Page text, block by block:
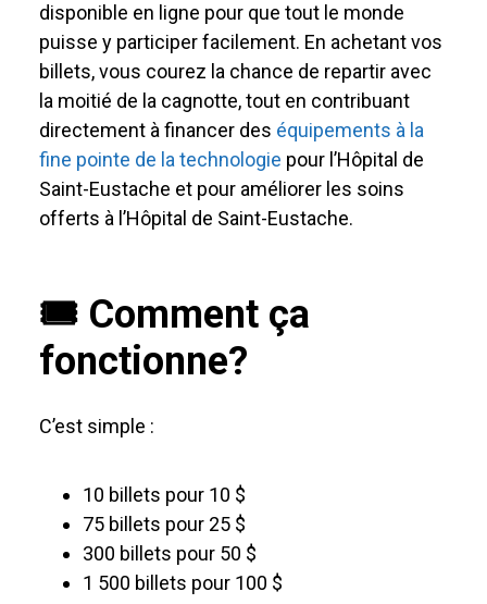
disponible en ligne pour que tout le monde
puisse y participer facilement. En achetant vos
billets, vous courez la chance de repartir avec
la moitié de la cagnotte, tout en contribuant
directement à financer des équipements à la
fine pointe de la technologie pour l’Hôpital de
Saint-Eustache et pour améliorer les soins
offerts à l’Hôpital de Saint-Eustache.
🎟️ Comment ça
fonctionne?
C’est simple :
10 billets pour 10 $
75 billets pour 25 $
300 billets pour 50 $
1 500 billets pour 100 $